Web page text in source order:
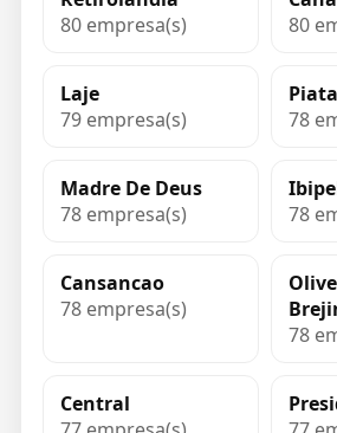
80 empresa(s)
80
Laje
79 empresa(s)
Piata
78
Madre De Deus
78 empresa(s)
78
Cansancao
78 empresa(s)
78
Central